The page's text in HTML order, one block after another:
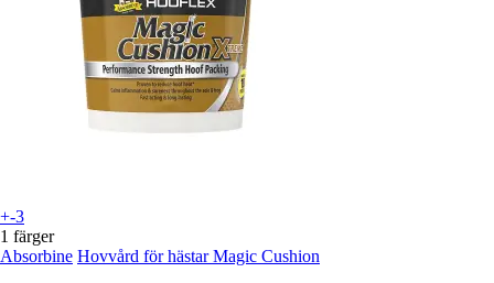
+-3
1 färger
Absorbine Hovvård för hästar Magic Cushion